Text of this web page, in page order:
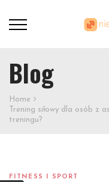
Blog
Home
Trening siłowy dla osób z
treningu?
FITNESS I SPORT